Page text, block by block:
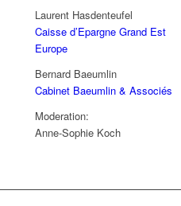
Laurent Hasdenteufel
Caisse d’Epargne Grand Est
Europe
Bernard Baeumlin
Cabinet Baeumlin & Associés
Moderation:
Anne-Sophie Koch